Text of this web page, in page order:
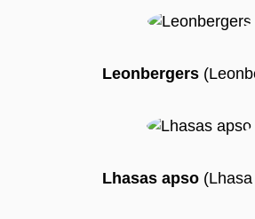
Leonbergers
Lhasas apso(Lhasa